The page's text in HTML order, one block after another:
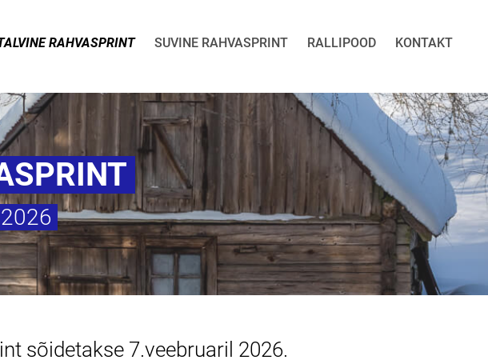
RAHVASPRINT SUVINE RAHVASPRINT RALLIPOOD KONTAKT
sõidetakse 7.veebruaril 2026.